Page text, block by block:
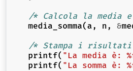
/* Calcola la media e
media_somma( a , n , &
/* Stampa i
printf( "La media è:
printf( "La somma è: